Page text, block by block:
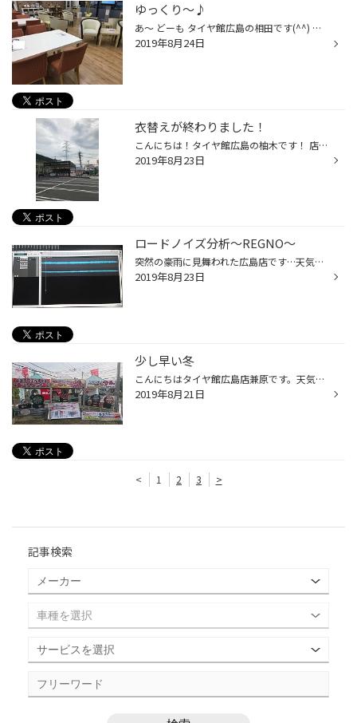
ゆっくり〜♪
あ〜 どーも タイヤ館広島の相田です(^^) カープの試合昨日は残念でした。降雨コールド負け・・・ 今日からドラゴンズ戦床田投手に頑張ってもらいましょう！ それはそうと、タイヤ館広島では お客様が快適にくつろいでいただけるスペースがございます。 女性お一人様でも安心していただけます(＾＾)...
2019年8月24日
衣替えが終わりました！
こんにちは！タイヤ館広島の柚木です！ 店外のタイヤコーナーを夏タイヤから冬タイヤに衣替えをしました！ホイールもいろいろな大きさが取り揃えてあるので、困ることなしです！
2019年8月23日
ロードノイズ分析～REGNO～
突然の豪雨に見舞われた広島店です…天気予報は見ないと行けませんね… 夕立などの影響でいつもより路面が滑りやすくなっていることがありますので、タイヤ溝が不安な方はゆめゆめお気をつけくださいませ… さて、先日ようやく待望のタイヤ『REGNO GR-XⅡ』を注文しました…！ 最後までPOTENZAと迷ったの...
2019年8月23日
少し早い冬
こんにちはタイヤ館広島店兼原です。天気が不安定で、急な雨が、降ったり止んだりですね、天気予報で、言ってましたが、上空で、夏の大気と、秋の大気が、押し合って秋雨前線ができるみたいですね もうじき秋、早いですね 秋が終れば直ぐに冬ですよ 冬と言えば、雪、雪と言えばスタッドレスタイヤ ...
2019年8月21日
< 1 2 3 >
記事検索